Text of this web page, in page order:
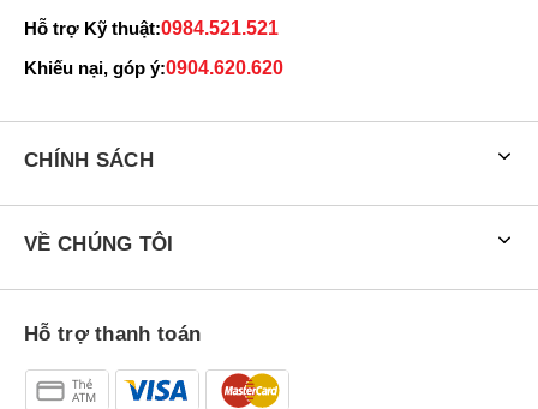
Hỗ trợ Kỹ thuật:0984.521.521
Khiếu nại, góp ý:0904.620.620
CHÍNH SÁCH
VỀ CHÚNG TÔI
Hỗ trợ thanh toán